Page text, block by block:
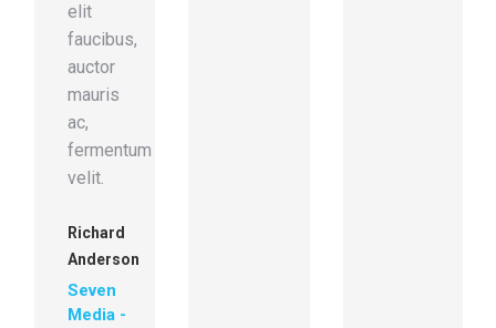
Richard
Anderson
Seven
Media -
elit
faucibus,
auctor
mauris
ac,
fermentum
velit.